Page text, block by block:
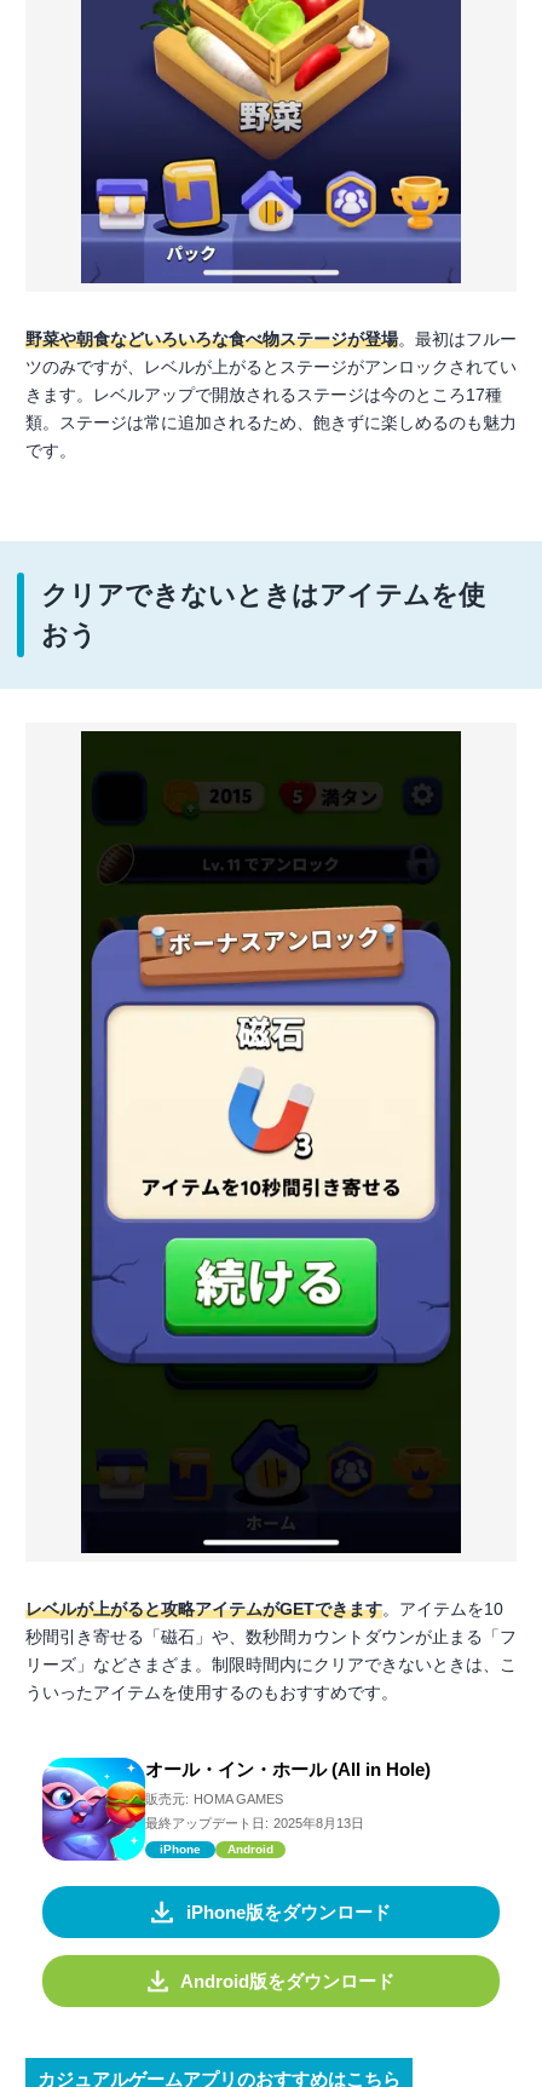
野菜や朝食などいろいろな食べ物ステージが登場。最初はフルー
ツのみですが、レベルが上がるとステージがアンロックされてい
きます。レベルアップで開放されるステージは今のところ17種
類。ステージは常に追加されるため、飽きずに楽しめるのも魅力
です。
クリアできないときはアイテムを使
おう
レベルが上がると攻略アイテムがGETできます。アイテムを10
秒間引き寄せる「磁石」や、数秒間カウントダウンが止まる「フ
リーズ」などさまざま。制限時間内にクリアできないときは、こ
ういったアイテムを使用するのもおすすめです。
オール・イン・ホール (All in Hole)
販売元: HOMA GAMES
最終アップデート日: 2025年8月13日
iPhone Android
iPhone版をダウンロード
Android版をダウンロード
カジュアルゲームアプリのおすすめはこちら